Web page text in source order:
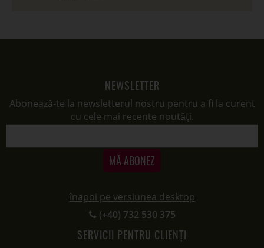
NEWSLETTER
Abonează-te la newsletterul nostru pentru a fi la curent
cu cele mai recente noutăți.
MĂ ABONEZ
înapoi pe versiunea desktop
(+40) 732 530 375
SERVICII PENTRU CLIENȚI